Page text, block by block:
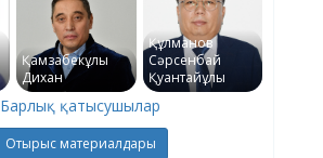
Қамзабекұлы
Дихан
Құлманов
Сәрсенбай
Қуантайұлы
Барлық қатысушылар
Отырыс материалдары